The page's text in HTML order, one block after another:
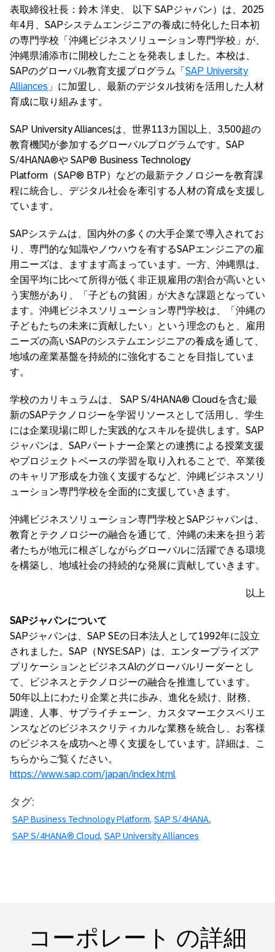
表取締役社長：鈴木 洋史、 以下 SAPジャパン）は、2025
年4月、SAPシステムエンジニアの養成に特化した日本初
の専門学校「沖縄ビジネスソリューション専門学校」が、
沖縄県浦添市に開校したことを発表しました。本校は、
SAPのグローバル教育支援プログラム「 SAP University
Alliances 」に加盟し、最新のデジタル技術を活用した人材
育成に取り組みます。
SAP University Alliancesは、世界113カ国以上、3,500超の
教育機関が参加するグローバルプログラムです。SAP
S/4HANA®や SAP® Business Technology
Platform（SAP® BTP）などの最新テクノロジーを教育課
程に統合し、デジタル社会を牽引する人材の育成を支援し
ています。
SAPシステムは、国内外の多くの大手企業で導入されてお
り、専門的な知識やノウハウを有するSAPエンジニアの雇
用ニーズは、ますます高まっています。一方、沖縄県は、
全国平均に比べて所得が低く非正規雇用の割合が高いとい
う実態があり、「子どもの貧困」が大きな課題となってい
ます。沖縄ビジネスソリューション専門学校は、「沖縄の
子どもたちの未来に貢献したい」という理念のもと、雇用
ニーズの高いSAPのシステムエンジニアの養成を通して、
地域の産業基盤を持続的に強化することを目指していま
す。
学校のカリキュラムは、 SAP S/4HANA® Cloudを含む最
新のSAPテクノロジーを学習リソースとして活用し、学生
には企業現場に即した実践的なスキルを提供します。SAP
ジャパンは、SAPパートナー企業との連携による授業支援
やプロジェクトベースの学習を取り入れることで、卒業後
のキャリア形成を力強く支援するなど、沖縄ビジネスソリ
ューション専門学校を全面的に支援していきます。
沖縄ビジネスソリューション専門学校とSAPジャパンは、
教育とテクノロジーの融合を通じて、沖縄の未来を担う若
者たちが地元に根ざしながらグローバルに活躍できる環境
を構築し、地域社会の持続的な発展に貢献していきます。
以上
SAPジャパンについて
SAPジャパンは、SAP SEの日本法人として1992年に設立
されました。SAP（NYSE:SAP）は、エンタープライズア
プリケーションとビジネスAIのグローバルリーダーとし
て、ビジネスとテクノロジーの融合を推進しています。
50年以上にわたり企業と共に歩み、進化を続け、財務、
調達、人事、サプライチェーン、カスタマーエクスペリエ
ンスなどのビジネスクリティカルな業務を統合し、お客様
のビジネスを成功へと導く支援をしています。詳細は、こ
ちらからご覧ください。
https://www.sap.com/japan/index.html
タグ:
SAP Business Technology Platform SAP S/4HANA
SAP S/4HANA® Cloud SAP University Alliances
コーポレート の詳細